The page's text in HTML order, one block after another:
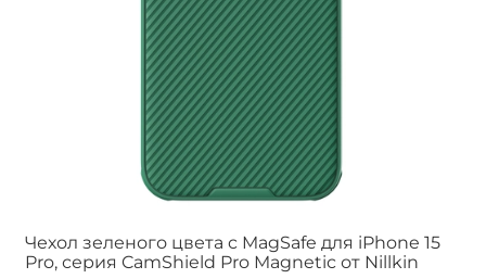
Чехол зеленого цвета c MagSafe для iPhone 15
Pro, серия CamShield Pro Magnetic от Nillkin